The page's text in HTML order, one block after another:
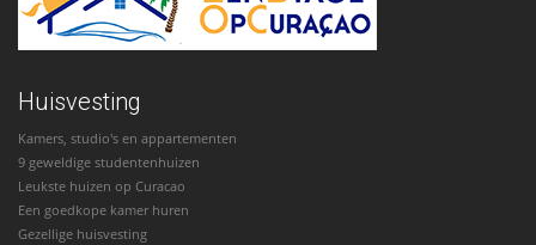
Huisvesting
Kamers, studio's en appartementen
9 geweldige studentenhuizen
Leukste huizen op Curacao
Een goedkope kamer huren
Gezellige huisvesting